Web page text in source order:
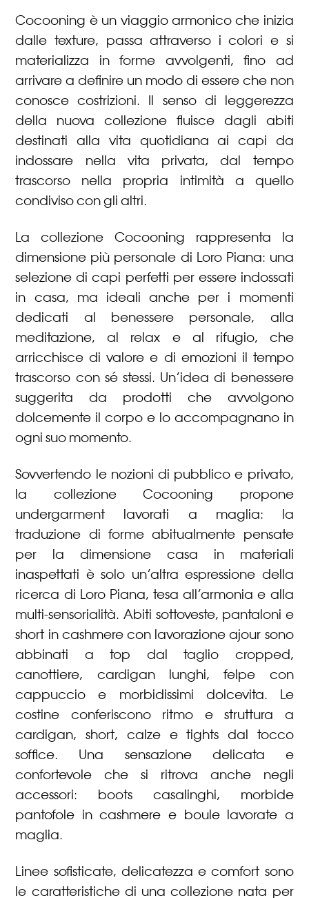
Cocooning è un viaggio armonico che inizia
dalle texture, passa attraverso i colori e si
materializza in forme avvolgenti, fino ad
arrivare a definire un modo di essere che non
conosce costrizioni. Il senso di leggerezza
della nuova collezione fluisce dagli abiti
destinati alla vita quotidiana ai capi da
indossare nella vita privata, dal tempo
trascorso nella propria intimità a quello
condiviso con gli altri.
La collezione Cocooning rappresenta la
dimensione più personale di Loro Piana: una
selezione di capi perfetti per essere indossati
in casa, ma ideali anche per i momenti
dedicati al benessere personale, alla
meditazione, al relax e al rifugio, che
arricchisce di valore e di emozioni il tempo
trascorso con sé stessi. Un’idea di benessere
suggerita da prodotti che avvolgono
dolcemente il corpo e lo accompagnano in
ogni suo momento.
Sovvertendo le nozioni di pubblico e privato,
la collezione Cocooning propone
undergarment lavorati a maglia: la
traduzione di forme abitualmente pensate
per la dimensione casa in materiali
inaspettati è solo un’altra espressione della
ricerca di Loro Piana, tesa all’armonia e alla
multi-sensorialità. Abiti sottoveste, pantaloni e
short in cashmere con lavorazione ajour sono
abbinati a top dal taglio cropped,
canottiere, cardigan lunghi, felpe con
cappuccio e morbidissimi dolcevita. Le
costine conferiscono ritmo e struttura a
cardigan, short, calze e tights dal tocco
soffice. Una sensazione delicata e
confortevole che si ritrova anche negli
accessori: boots casalinghi, morbide
pantofole in cashmere e boule lavorate a
maglia.
Linee sofisticate, delicatezza e comfort sono
le caratteristiche di una collezione nata per